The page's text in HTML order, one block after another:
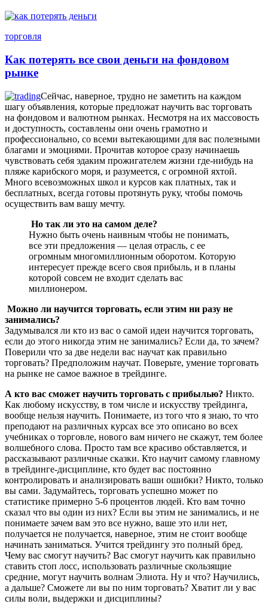
торговля
Как потерять все свои деньги на фондовом
рынке
Сейчас, наверное, трудно не заметить на каждом
шагу объявления, которые предложат научить вас торговать
на фондовом и валютном рынках. Несмотря на их массовость
и доступность, составлены они очень грамотно и
профессионально, со всеми вытекающими для вас полезными
благами и эмоциями. Прочитав которое сразу начинаешь
чувствовать себя эдаким прожигателем жизни где-нибудь на
пляже карибского моря, и разумеется, с огромной яхтой.
Много всевозможных школ и курсов как платных, так и
бесплатных, всегда готовы протянуть руку, чтобы помочь
осуществить вам вашу мечту.
Но так ли это на самом деле?
Нужно быть очень наивным чтобы не понимать,
все эти предложения — целая отрасль, с ее
огромным многомиллионным оборотом. Которую
интересует прежде всего своя прибыль, и в планы
которой совсем не входит сделать вас
миллионером.
Можно ли научится торговать, если этим ни разу не
занимались?
Задумывался ли кто из вас о самой идеи научится торговать,
если до этого никогда этим не занимались? Если да, то зачем?
Поверили что за две недели вас научат как правильно
торговать? Предположим научат. Поверьте, умение торговать
на рынке не самое важное в трейдинге.
А кто вас сможет научить торговать с прибылью? Никто.
Как любому искусству, в том числе и искусству трейдинга,
вообще нельзя научить. Понимаете, из того что я знаю, то что
преподают на различных курсах все это описано во всех
учебниках о торговле, нового вам ничего не скажут, тем более
волшебного слова. Просто там все красиво обставляется, и
рассказывают различные сказки. Кто научит самому главному
в трейдинге-дисциплине, кто будет вас постоянно
контролировать и анализировать ваши ошибки? Никто, только
вы сами. Задумайтесь, торговать успешно может по
статистике примерно 5-6 процентов людей. Кто вам точно
сказал что вы один из них? Если вы этим не занимались, и не
понимаете зачем вам это все нужно, ваше это или нет,
получается не получается, наверное, этим не стоит вообще
начинать заниматься. Учится трейдингу это полный бред.
Чему вас смогут научить? Вас смогут научить как правильно
ставить стоп лосс, использовать различные скользящие
средние, могут научить волнам Элиота. Ну и что? Научились,
а дальше? Сможете ли вы по ним торговать? Хватит ли у вас
силы воли, выдержки и дисциплины?